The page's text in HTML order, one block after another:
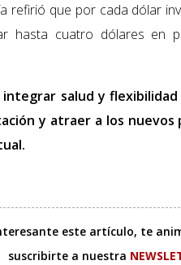
refirió que por cada dólar
hasta cuatro dólares en
salud y
y atraer a los
este artículo, te
suscribirte a nuestra